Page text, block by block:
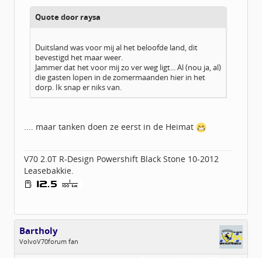
Quote door raysa
Duitsland was voor mij al het beloofde land, dit
bevestigd het maar weer.
Jammer dat het voor mij zo ver weg ligt... Al (nou ja, al)
die gasten lopen in de zomermaanden hier in het
dorp. Ik snap er niks van.
.... maar tanken doen ze eerst in de Heimat
V70 2.0T R-Design Powershift Black Stone 10-2012
Leasebakkie.
Bartholy
VolvoV70forum fan
Geslacht: